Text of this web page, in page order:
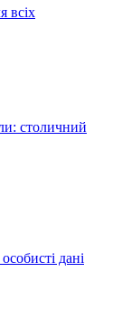
всіх
столичний
дані